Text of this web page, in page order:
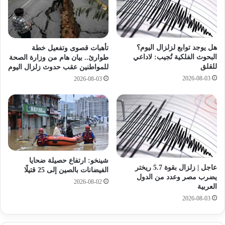
5
-
6
2
0
2
6
ا
ل
ق
ن
و
ا
ت
ا
ل
ن
ر
ب
ي
ن
ا
ب
ش
ن
غ
ا
ر
ا
ت
ا
ل
ك
ي
هل يوجد توابع لزلزال اليوم؟
البحوث الفلكية تُجيب: لاداعي
للقلق
2026-08-03
تأهبات قصوى وتفعيل خطة
طوارئ.. بيان هام من وزارة الصحة
للمواطنين عقب حدوث زلزال اليوم
2026-08-03
عاجل | زلزال بقوة 5.7 ريختر
يضرب مصر وعدد من الدول
العربية
2026-08-03
شينخو: ارتفاع حصيلة ضحايا
الفيضانات بالصين إلى 25 قتيلًا
2026-08-02